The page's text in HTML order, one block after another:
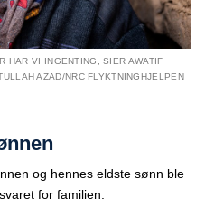
HAR VI INGENTING, SIER AWATIF
AZAD/NRC FLYKTNINGHJELPEN
og hennes eldste sønn ble
for familien.